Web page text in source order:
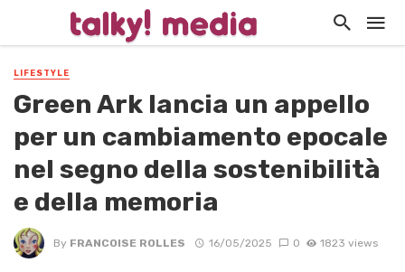
LIFESTYLE
Green Ark lancia un appello
per un cambiamento epocale
nel segno della sostenibilità
e della memoria
By FRANCOISE ROLLES 16/05/2025 0 1823 views